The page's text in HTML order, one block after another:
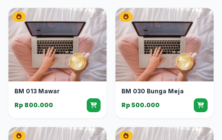
BM 013 Mawar
Rp 800.000
BM 030 Bunga Meja
Rp 500.000